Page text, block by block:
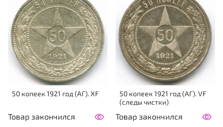
50 копеек 1921 год (АГ). XF
Товар закончился
50 копеек 1921 год (АГ). VF
(следы чистки)
Товар закончился